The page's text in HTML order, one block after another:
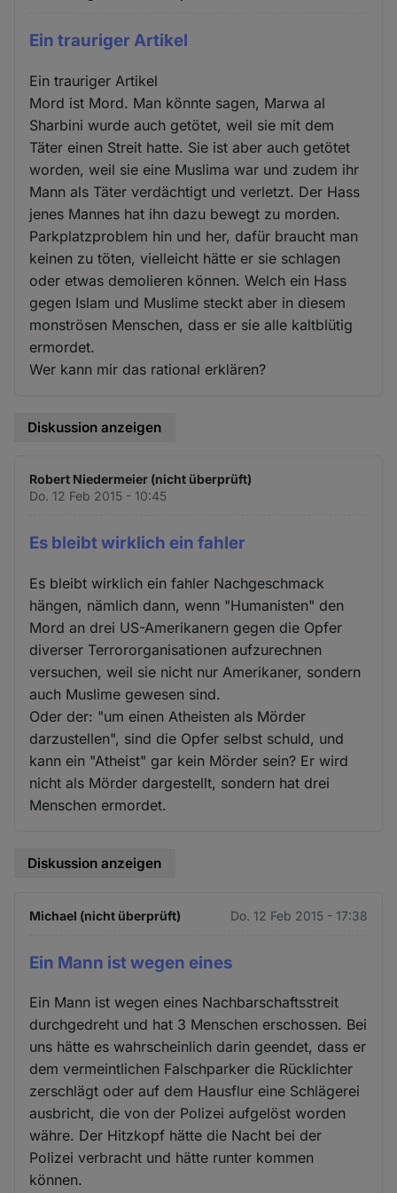
Ein trauriger Artikel
Ein trauriger Artikel
Mord ist Mord. Man könnte sagen, Marwa al
Sharbini wurde auch getötet, weil sie mit dem
Täter einen Streit hatte. Sie ist aber auch getötet
worden, weil sie eine Muslima war und zudem ihr
Mann als Täter verdächtigt und verletzt. Der Hass
jenes Mannes hat ihn dazu bewegt zu morden.
Parkplatzproblem hin und her, dafür braucht man
keinen zu töten, vielleicht hätte er sie schlagen
oder etwas demolieren können. Welch ein Hass
gegen Islam und Muslime steckt aber in diesem
monströsen Menschen, dass er sie alle kaltblütig
ermordet.
Wer kann mir das rational erklären?
Diskussion anzeigen
Robert Niedermeier (nicht überprüft)
Do. 12 Feb 2015 - 10:45
Es bleibt wirklich ein fahler
Es bleibt wirklich ein fahler Nachgeschmack
hängen, nämlich dann, wenn "Humanisten" den
Mord an drei US-Amerikanern gegen die Opfer
diverser Terrororganisationen aufzurechnen
versuchen, weil sie nicht nur Amerikaner, sondern
auch Muslime gewesen sind.
Oder der: "um einen Atheisten als Mörder
darzustellen", sind die Opfer selbst schuld, und
kann ein "Atheist" gar kein Mörder sein? Er wird
nicht als Mörder dargestellt, sondern hat drei
Menschen ermordet.
Diskussion anzeigen
Michael (nicht überprüft) Do. 12 Feb 2015 - 17:38
Ein Mann ist wegen eines
Ein Mann ist wegen eines Nachbarschaftsstreit
durchgedreht und hat 3 Menschen erschossen. Bei
uns hätte es wahrscheinlich darin geendet, dass er
dem vermeintlichen Falschparker die Rücklichter
zerschlägt oder auf dem Hausflur eine Schlägerei
ausbricht, die von der Polizei aufgelöst worden
währe. Der Hitzkopf hätte die Nacht bei der
Polizei verbracht und hätte runter kommen
können.